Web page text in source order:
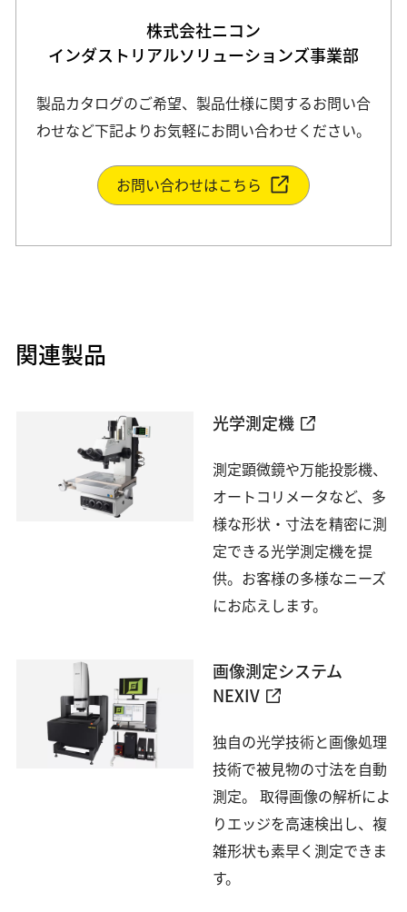
株式会社ニコン
インダストリアルソリューションズ事業部
製品カタログのご希望、製品仕様に関するお問い合
わせなど下記よりお気軽にお問い合わせください。
お問い合わせはこちら
関連製品
光学測定機
測定顕微鏡や万能投影機、
オートコリメータなど、多
様な形状・寸法を精密に測
定できる光学測定機を提
供。お客様の多様なニーズ
にお応えします。
画像測定システム
NEXIV
独自の光学技術と画像処理
技術で被見物の寸法を自動
測定。 取得画像の解析によ
りエッジを高速検出し、複
雑形状も素早く測定できま
す。